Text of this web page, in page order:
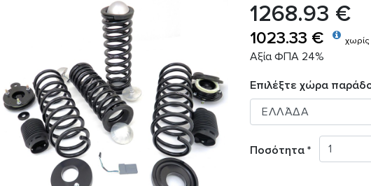
1268.93 €
1023.33 €
Αξία ΦΠΑ 24%
Επιλέξτε χώρα
Ποσότητα *